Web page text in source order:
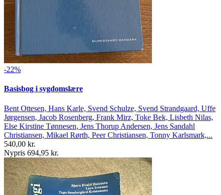
-22%
Basisbog i sygdomslære
Bent Ottesen, Hans Karle, Svend Schulze, Svend Strandgaard, Uffe
Jørgensen, Jacob Rosenberg, Frank Mirz, Toke Bek, Lisbeth Nilas,
Else Kirstine Tønnesen, Jens Thorup Andersen, Jens Sandahl
Christiansen, Mikael Rørth, Peer Christiansen, Tonny Karlsmark,...
540,00 kr.
Nypris 694,95 kr.